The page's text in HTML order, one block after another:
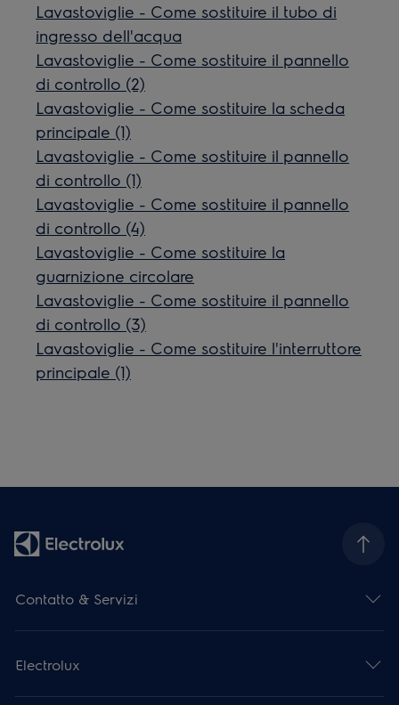
Lavastoviglie - Come sostituire il tubo di
ingresso dell'acqua
Lavastoviglie - Come sostituire il pannello
di controllo (2)
Lavastoviglie - Come sostituire la scheda
principale (1)
Lavastoviglie - Come sostituire il pannello
di controllo (1)
Lavastoviglie - Come sostituire il pannello
di controllo (4)
Lavastoviglie - Come sostituire la
guarnizione circolare
Lavastoviglie - Come sostituire il pannello
di controllo (3)
Lavastoviglie - Come sostituire l'interruttore
principale (1)
Contatto & Servizi
Electrolux